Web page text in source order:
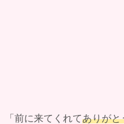
「前に来てくれてありがと